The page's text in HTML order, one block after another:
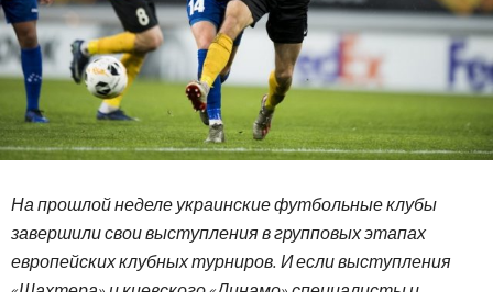
На прошлой неделе украинские футбольные клубы
завершили свои выступления в групповых этапах
европейских клубных турниров. И если выступления